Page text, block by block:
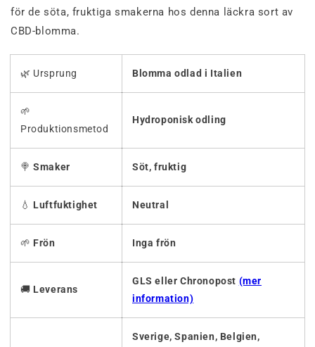
för de söta, fruktiga smakerna hos denna läckra sort av
CBD-blomma.
🌿 Ursprung Blomma odlad i Italien
🌱
Produktionsmetod
Hydroponisk odling
🍭Smaker Söt, fruktig
💧 Luftfuktighet Neutral
🌱 Frön Inga frön
🚚 Leverans
GLS eller Chronopost (mer
information)
Sverige, Spanien, Belgien,